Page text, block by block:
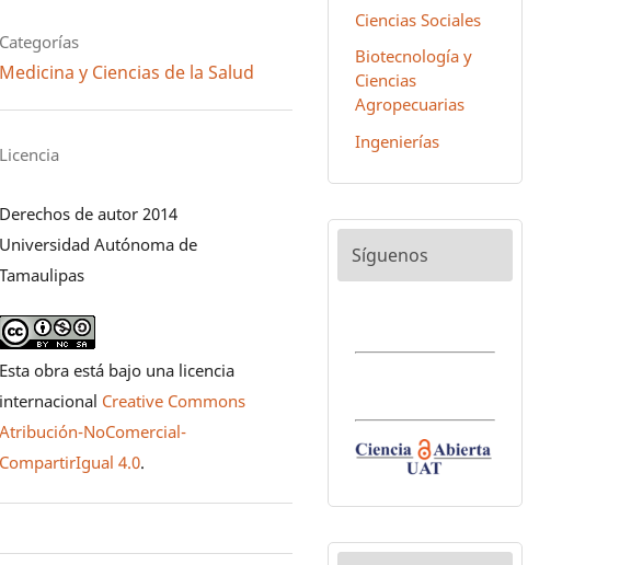
Categorías
Medicina y Ciencias de la Salud
Licencia
Derechos de autor 2014
Universidad Autónoma de
Tamaulipas
Esta obra está bajo una licencia
internacional Creative Commons
Atribución-NoComercial-
CompartirIgual 4.0.
Ciencias Sociales
Biotecnología y
Ciencias
Agropecuarias
Ingenierías
Síguenos